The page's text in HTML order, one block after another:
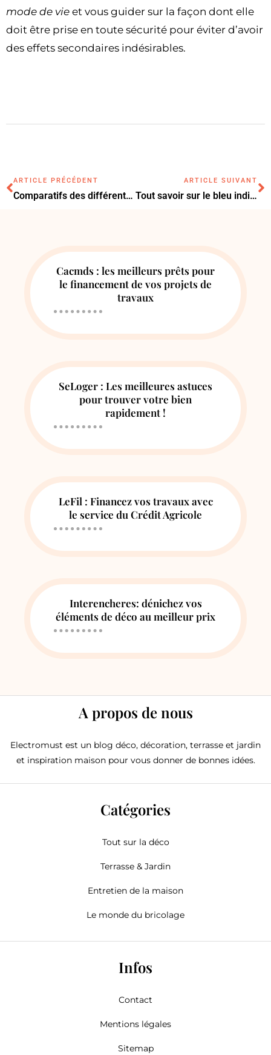
mode de vie et vous guider sur la façon dont elle
doit être prise en toute sécurité pour éviter d’avoir
des effets secondaires indésirables.
ARTICLE PRÉCÉDENT
Comparatifs des différents types de poêles et chaudières et les économies à attendre
ARTICLE SUIVANT
Tout savoir sur le bleu indigo
Cacmds : les meilleurs prêts pour
le financement de vos projets de
travaux
SeLoger : Les meilleures astuces
pour trouver votre bien
rapidement !
LeFil : Financez vos travaux avec
le service du Crédit Agricole
Interencheres: dénichez vos
éléments de déco au meilleur prix
A propos de nous
Electromust est un blog déco, décoration, terrasse et jardin
et inspiration maison pour vous donner de bonnes idées.
Catégories
Tout sur la déco
Terrasse & Jardin
Entretien de la maison
Le monde du bricolage
Infos
Contact
Mentions légales
Sitemap